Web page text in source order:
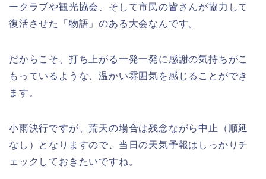
ークラブや観光協会、そして市民の皆さんが協力して
復活させた「物語」のある大会なんです。
だからこそ、打ち上がる一発一発に感謝の気持ちがこ
もっているような、温かい雰囲気を感じることができ
ます。
小雨決行ですが、荒天の場合は残念ながら中止（順延
なし）となりますので、当日の天気予報はしっかりチ
ェックしておきたいですね。